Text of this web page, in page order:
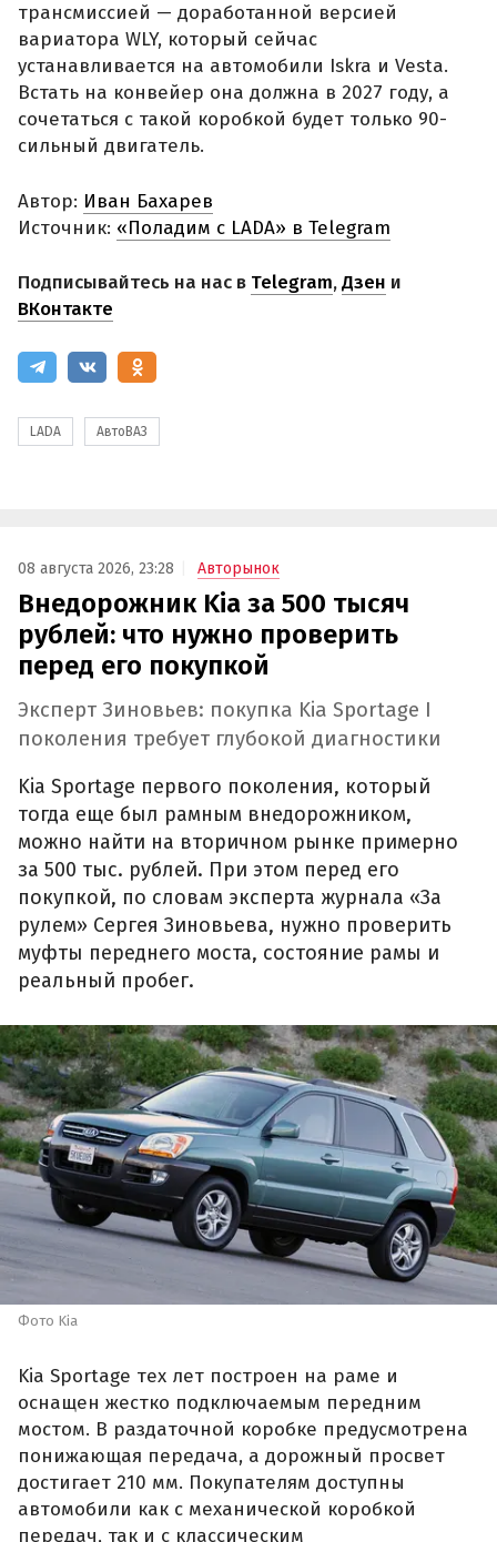
трансмиссией — доработанной версией
вариатора WLY, который сейчас
устанавливается на автомобили Iskra и Vesta.
Встать на конвейер она должна в 2027 году, а
сочетаться с такой коробкой будет только 90-
сильный двигатель.
Автор: Иван Бахарев
Источник: «Поладим с LADA» в Telegram
Подписывайтесь на нас в Telegram,Дзен и
ВКонтакте
LADA АвтоВАЗ
08 августа 2026, 23:28 Авторынок
Внедорожник Kia за 500 тысяч
рублей: что нужно проверить
перед его покупкой
Эксперт Зиновьев: покупка Kia Sportage I
поколения требует глубокой диагностики
Kia Sportage первого поколения, который
тогда еще был рамным внедорожником,
можно найти на вторичном рынке примерно
за 500 тыс. рублей. При этом перед его
покупкой, по словам эксперта журнала «За
рулем» Сергея Зиновьева, нужно проверить
муфты переднего моста, состояние рамы и
реальный пробег.
Фото Kia
Kia Sportage тех лет построен на раме и
оснащен жестко подключаемым передним
мостом. В раздаточной коробке предусмотрена
понижающая передача, а дорожный просвет
достигает 210 мм. Покупателям доступны
автомобили как с механической коробкой
передач, так и с классическим